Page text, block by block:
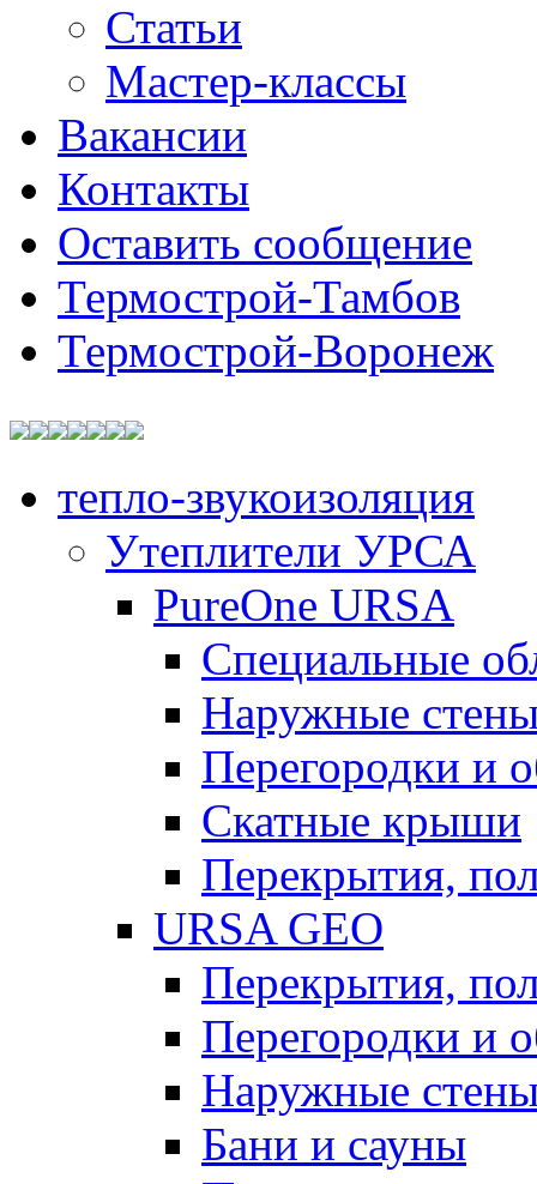
Статьи
Мастер-классы
Вакансии
Контакты
Оставить сообщение
Термострой-Тамбов
Термострой-Воронеж
тепло-звукоизоляция
Утеплители УРСА
PureOne URSA
Специальные
Наружные
Перегородки и
Скатные крыши
Перекрытия,
URSA GEO
Перекрытия,
Перегородки и
Наружные
Бани и сауны